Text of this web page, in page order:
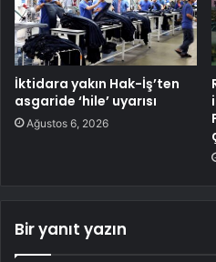
İktidara yakın Hak-İş’ten
asgaride ‘hile’ uyarısı
Ağustos 6, 2026
Bir yanıt yazın